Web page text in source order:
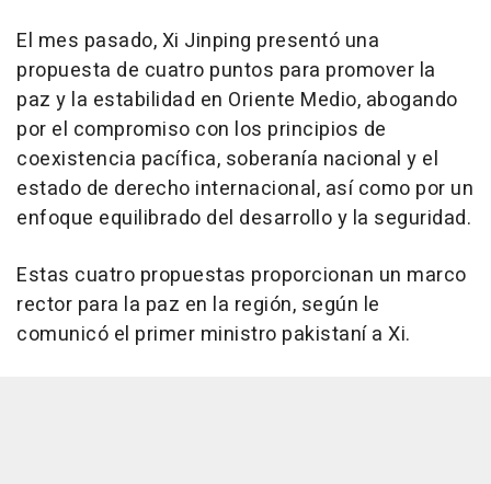
El mes pasado, Xi Jinping presentó una
propuesta de cuatro puntos para promover la
paz y la estabilidad en Oriente Medio, abogando
por el compromiso con los principios de
coexistencia pacífica, soberanía nacional y el
estado de derecho internacional, así como por un
enfoque equilibrado del desarrollo y la seguridad.
Estas cuatro propuestas proporcionan un marco
rector para la paz en la región, según le
comunicó el primer ministro pakistaní a Xi.